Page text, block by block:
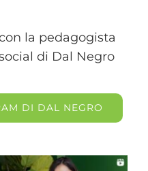
la pedagogista
di Dal Negro
DI DAL NEGRO